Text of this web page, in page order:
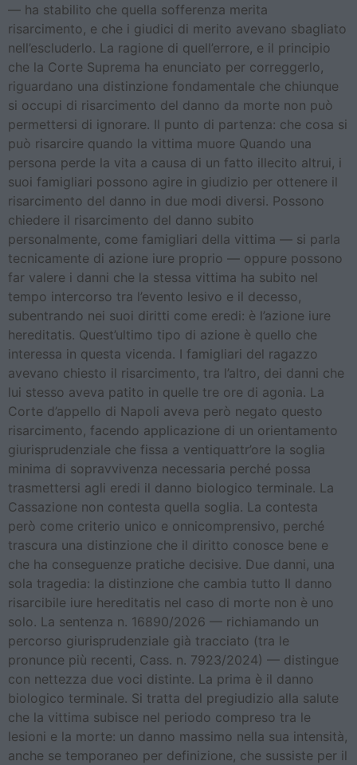
— ha stabilito che quella sofferenza merita
risarcimento, e che i giudici di merito avevano sbagliato
nell’escluderlo. La ragione di quell’errore, e il principio
che la Corte Suprema ha enunciato per correggerlo,
riguardano una distinzione fondamentale che chiunque
si occupi di risarcimento del danno da morte non può
permettersi di ignorare. Il punto di partenza: che cosa si
può risarcire quando la vittima muore Quando una
persona perde la vita a causa di un fatto illecito altrui, i
suoi famigliari possono agire in giudizio per ottenere il
risarcimento del danno in due modi diversi. Possono
chiedere il risarcimento del danno subito
personalmente, come famigliari della vittima — si parla
tecnicamente di azione iure proprio — oppure possono
far valere i danni che la stessa vittima ha subito nel
tempo intercorso tra l’evento lesivo e il decesso,
subentrando nei suoi diritti come eredi: è l’azione iure
hereditatis. Quest’ultimo tipo di azione è quello che
interessa in questa vicenda. I famigliari del ragazzo
avevano chiesto il risarcimento, tra l’altro, dei danni che
lui stesso aveva patito in quelle tre ore di agonia. La
Corte d’appello di Napoli aveva però negato questo
risarcimento, facendo applicazione di un orientamento
giurisprudenziale che fissa a ventiquattr’ore la soglia
minima di sopravvivenza necessaria perché possa
trasmettersi agli eredi il danno biologico terminale. La
Cassazione non contesta quella soglia. La contesta
però come criterio unico e onnicomprensivo, perché
trascura una distinzione che il diritto conosce bene e
che ha conseguenze pratiche decisive. Due danni, una
sola tragedia: la distinzione che cambia tutto Il danno
risarcibile iure hereditatis nel caso di morte non è uno
solo. La sentenza n. 16890/2026 — richiamando un
percorso giurisprudenziale già tracciato (tra le
pronunce più recenti, Cass. n. 7923/2024) — distingue
con nettezza due voci distinte. La prima è il danno
biologico terminale. Si tratta del pregiudizio alla salute
che la vittima subisce nel periodo compreso tra le
lesioni e la morte: un danno massimo nella sua intensità,
anche se temporaneo per definizione, che sussiste per il